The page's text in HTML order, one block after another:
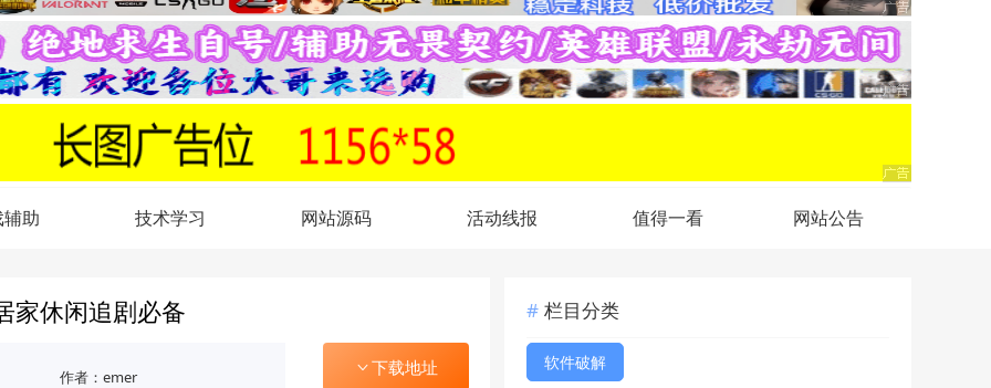
助 技术学习 网站源码 活动线报 值得一看 网站公告
家休闲追剧必备
作者：emer 下载地址
栏目分类
软件破解